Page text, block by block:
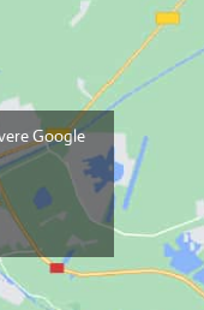
Google